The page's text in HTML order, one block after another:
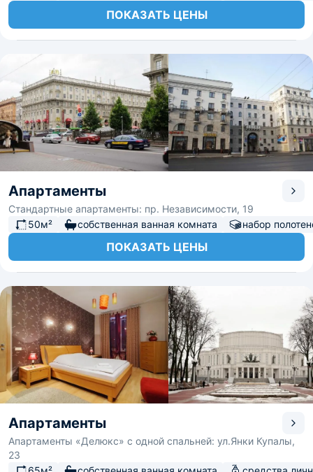
ПОКАЗАТЬ ЦЕНЫ
Апартаменты
Стандартные апартаменты: пр. Независимости, 19
50м²
собственная ванная комната набор
ПОКАЗАТЬ ЦЕНЫ
Апартаменты
Апартаменты «Делюкс» с одной спальней: ул.Янки Купалы,
23